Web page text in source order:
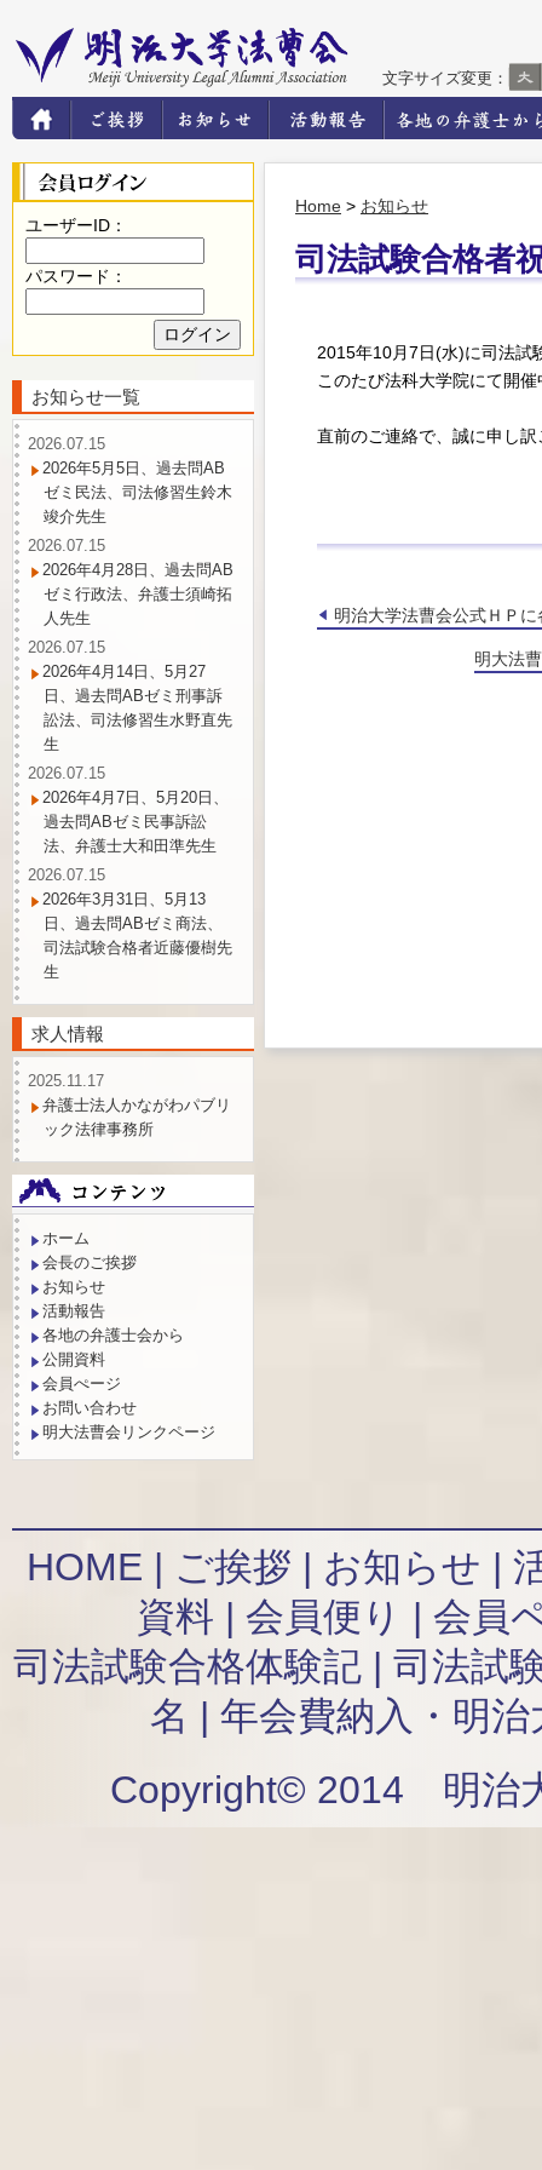
文字サイズ変更：
Home > お知らせ
司法試験合格者
2015年10月7日(水)に司法試
このたび法科大学院にて開
直前のご連絡で、誠に申し
明治大学法曹会公式ＨＰ
明大法
ユーザーID：
パスワード：
お知らせ一覧
2026.07.15
2026年5月5日、過去問AB
ゼミ民法、司法修習生鈴木
竣介先生
2026.07.15
2026年4月28日、過去問AB
ゼミ行政法、弁護士須崎拓
人先生
2026.07.15
2026年4月14日、5月27
日、過去問ABゼミ刑事訴
訟法、司法修習生水野直先
生
2026.07.15
2026年4月7日、5月20日、
過去問ABゼミ民事訴訟
法、弁護士大和田準先生
2026.07.15
2026年3月31日、5月13
日、過去問ABゼミ商法、
司法試験合格者近藤優樹先
生
求人情報
2025.11.17
弁護士法人かながわパブリ
ック法律事務所
ホーム
会長のご挨拶
お知らせ
活動報告
各地の弁護士会から
公開資料
会員ぺージ
お問い合わせ
明大法曹会リンクページ
HOME | ご挨拶 | お知らせ |
資料 | 会員便り | 会員
司法試験合格体験記| 司法試
名 | 年会費納入・明
Copyright© 2014 明治